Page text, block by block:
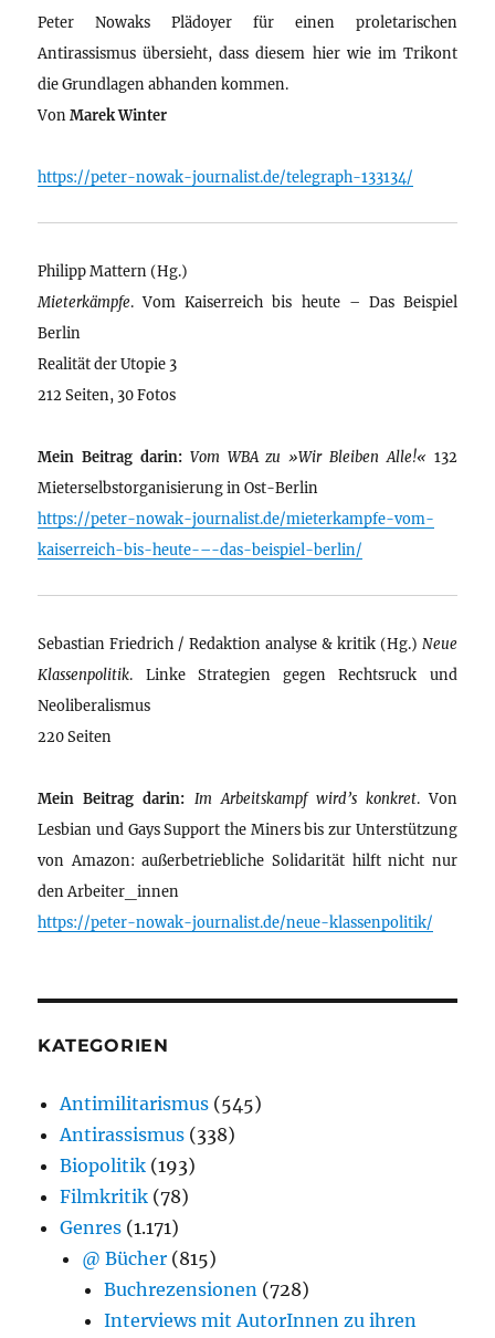
Peter Nowaks Plädoyer für einen proletarischen
Antirassismus übersieht, dass diesem hier wie im Trikont
die Grundlagen abhanden kommen.
VonMarek Winter
https://peter-nowak-journalist.de/telegraph-133134/
Philipp Mattern (Hg.)
Mieterkämpfe. Vom Kaiserreich bis heute – Das Beispiel
Berlin
Realität der Utopie 3
212 Seiten, 30 Fotos
Mein Beitrag darin: Vom WBA zu »Wir Bleiben Alle!« 132
Mieterselbstorganisierung in Ost-Berlin
https://peter-nowak-journalist.de/mieterkampfe-vom-
kaiserreich-bis-heute-–-das-beispiel-berlin/
Sebastian Friedrich / Redaktion analyse & kritik (Hg.) Neue
Klassenpolitik. Linke Strategien gegen Rechtsruck und
Neoliberalismus
220 Seiten
Mein Beitrag darin: Im Arbeitskampf wird’s konkret. Von
Lesbian und Gays Support the Miners bis zur Unterstützung
von Amazon: außerbetriebliche Solidarität hilft nicht nur
den Arbeiter_innen
https://peter-nowak-journalist.de/neue-klassenpolitik/
KATEGORIEN
Antimilitarismus (545)
Antirassismus (338)
Biopolitik (193)
Filmkritik (78)
Genres (1.171)
@ Bücher (815)
Buchrezensionen (728)
Interviews mit AutorInnen zu ihren